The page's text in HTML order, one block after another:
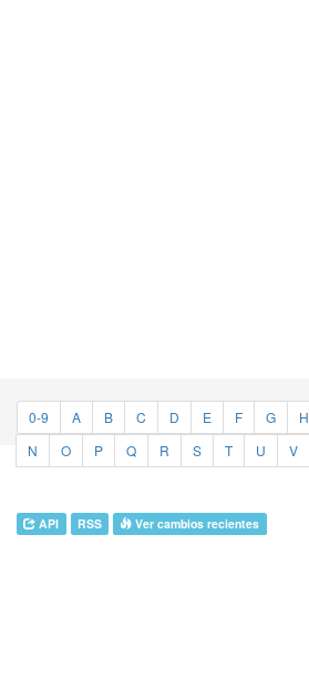
0-9 A B C D E F G H
N
O P Q R S T U V
API RSS Ver cambios recientes